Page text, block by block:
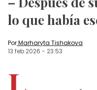
lo que había
PorMarharyta Tishakova
13 feb 2026 - 23:53